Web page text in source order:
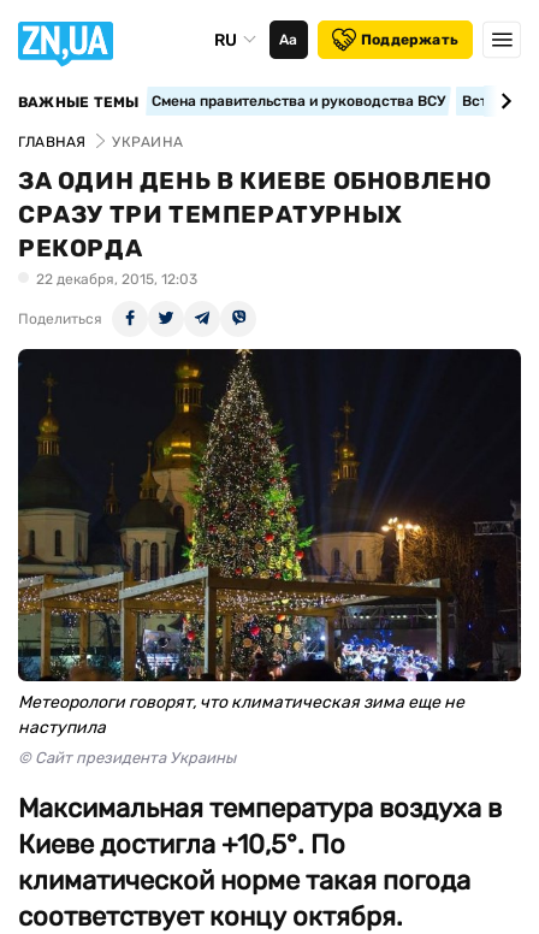
RU Аа Поддержать
ВАЖНЫЕ ТЕМЫ Смена правительства и руководства ВСУ
ГЛАВНАЯ УКРАИНА
ЗА ОДИН ДЕНЬ В КИЕВЕ ОБНОВЛЕНО
СРАЗУ ТРИ ТЕМПЕРАТУРНЫХ
РЕКОРДА
22 декабря, 2015, 12:03
Поделиться
Метеорологи говорят, что климатическая зима еще не
наступила
© Сайт президента Украины
Максимальная температура воздуха в
Киеве достигла +10,5°. По
климатической норме такая погода
соответствует концу октября.